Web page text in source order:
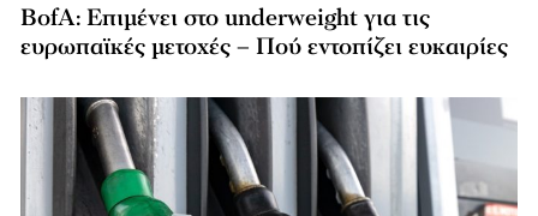
BofA: Επιμένει στο underweight για τις
ευρωπαϊκές μετοχές – Πού εντοπίζει ευκαιρίες